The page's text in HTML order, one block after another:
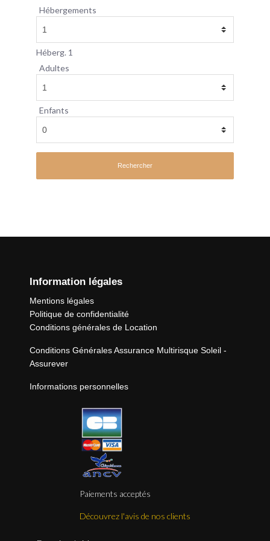
Hébergements
Héberg. 1
Adultes
Enfants
Rechercher
Information légales
Mentions légales
Politique de confidentialité
Conditions générales de Location
Conditions Générales Assurance Multirisque Soleil -
Assurever
Informations personnelles
Paiements acceptés
Découvrez l'avis de nos clients